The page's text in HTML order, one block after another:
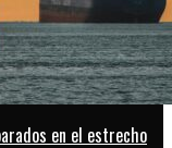
en el estrecho